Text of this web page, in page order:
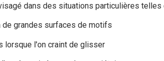
dans des situations particulières telles
grandes surfaces de motifs
lorsque l'on craint de glisser